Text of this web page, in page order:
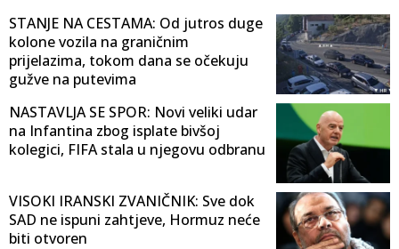
STANJE NA CESTAMA: Od jutros duge
kolone vozila na graničnim
prijelazima, tokom dana se očekuju
gužve na putevima
NASTAVLJA SE SPOR: Novi veliki udar
na Infantina zbog isplate bivšoj
kolegici, FIFA stala u njegovu odbranu
VISOKI IRANSKI ZVANIČNIK: Sve dok
SAD ne ispuni zahtjeve, Hormuz neće
biti otvoren